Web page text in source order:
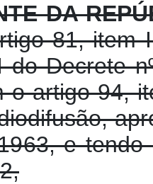
DA
81, item
do Decrete
o artigo 94,
e